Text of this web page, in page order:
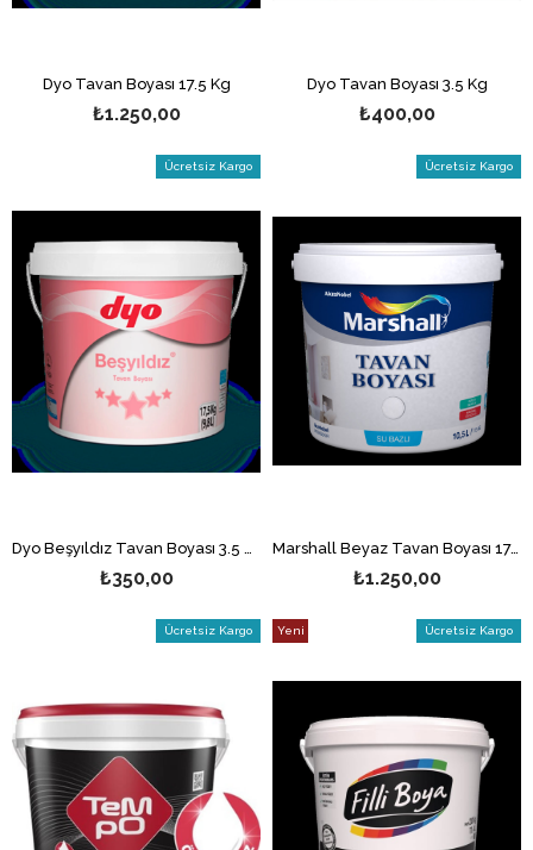
Dyo Tavan Boyası 17.5 Kg
₺1.250,00
Dyo Tavan Boyası 3.5 Kg
₺400,00
₺350,00
Ücretsiz Kargo
Marshall Beyaz Tavan Boyası 17.5 Kg
₺1.250,00
Ücretsiz Kargo
Ücretsiz Kargo Ücretsiz Kargo
Yeni